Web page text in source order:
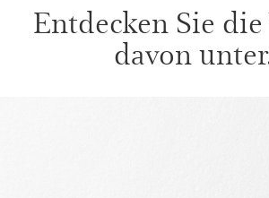
Entdecken Sie
davon